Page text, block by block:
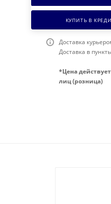
КУПИТЬ В
Доставка
Доставка в
*Цена
лиц (розница)